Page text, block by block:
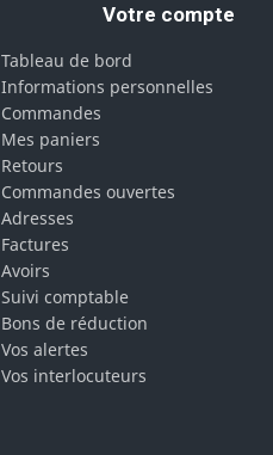
Votre compte
Tableau de bord
Informations personnelles
Commandes
Mes paniers
Retours
Commandes ouvertes
Adresses
Factures
Avoirs
Suivi comptable
Bons de réduction
Vos alertes
Vos interlocuteurs